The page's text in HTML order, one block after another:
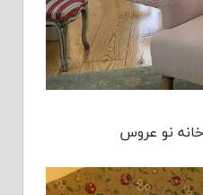
نو عروس